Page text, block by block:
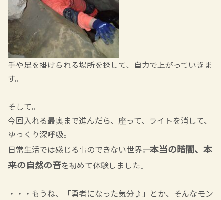
手や足を掛けられる場所を探して、自力で上がっていきま
す。
そして。
今回入れる最奥まで進んだら、座って、ライトを消して、
ゆっくり深呼吸。
日常生活では感じる事のできない世界――。本当の暗闇、本
来の自然の音を初めて体験しました。
・・・もうね、「勇者になった気分♪」とか、そんなモン